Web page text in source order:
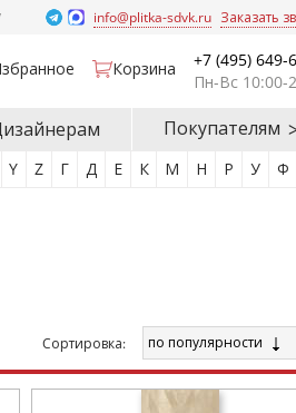
info@plitka-sdvk.ru Заказать
Корзина
+7 (495) 649-
Пн-Вс 10:00-
Покупателям
Y Z Г Д Е К М Н Р У Ф
Cортировка: по популярности